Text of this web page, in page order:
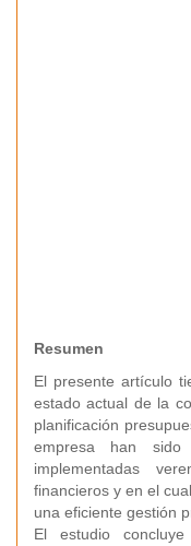
Resumen
El presente artículo
estado actual de la
planificación
empresa han
implementadas
financieros y en el
una eficiente gestión
El estudio